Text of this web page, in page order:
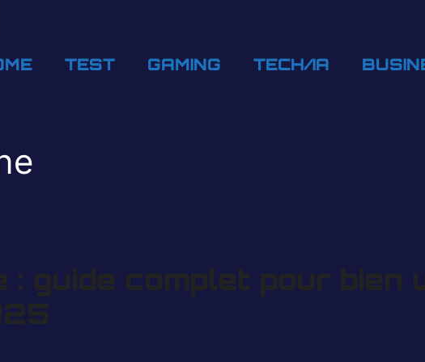
TEST GAMING TECH/IA
guide complet pour bien